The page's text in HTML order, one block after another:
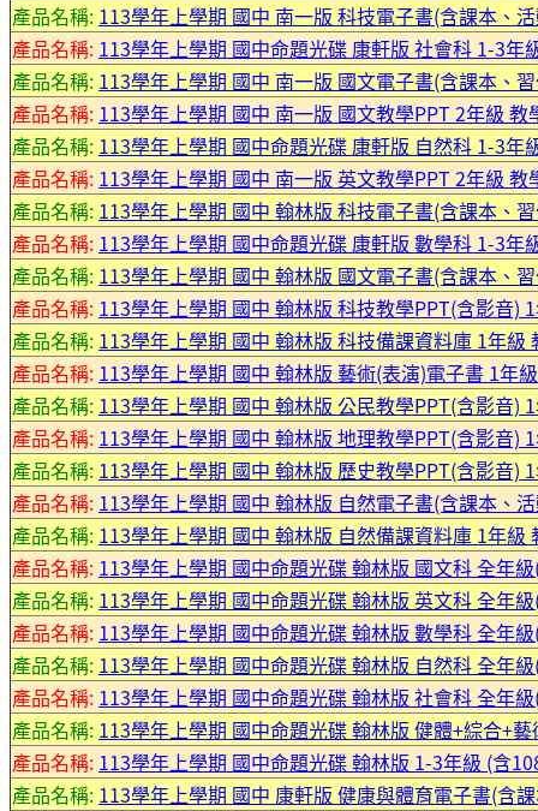
產品名稱: 113學年上學期 國中 南一版 科技電子書(含課本、
產品名稱: 113學年上學期 國中命題光碟 康軒版 社會科 1-3年
產品名稱: 113學年上學期 國中 南一版 國文電子書(含課本、
產品名稱: 113學年上學期 國中 南一版 國文教學PPT 2年級 教
產品名稱: 113學年上學期 國中命題光碟 康軒版 自然科 1-3年
產品名稱: 113學年上學期 國中 南一版 英文教學PPT 2年級 教
產品名稱: 113學年上學期 國中 翰林版 科技電子書(含課本、
產品名稱: 113學年上學期 國中命題光碟 康軒版 數學科 1-3年
產品名稱: 113學年上學期 國中 翰林版 國文電子書(含課本、
產品名稱: 113學年上學期 國中 翰林版 科技教學PPT(含影音)
產品名稱: 113學年上學期 國中 翰林版 科技備課資料庫 1年級
產品名稱: 113學年上學期 國中 翰林版 藝術(表演)電子書 1年
產品名稱: 113學年上學期 國中 翰林版 公民教學PPT(含影音)
產品名稱: 113學年上學期 國中 翰林版 地理教學PPT(含影音)
產品名稱: 113學年上學期 國中 翰林版 歷史教學PPT(含影音)
產品名稱: 113學年上學期 國中 翰林版 自然電子書(含課本、
產品名稱: 113學年上學期 國中 翰林版 自然備課資料庫 1年級
產品名稱: 113學年上學期 國中命題光碟 翰林版 國文科 全年
產品名稱: 113學年上學期 國中命題光碟 翰林版 英文科 全年
產品名稱: 113學年上學期 國中命題光碟 翰林版 數學科 全年
產品名稱: 113學年上學期 國中命題光碟 翰林版 自然科 全年
產品名稱: 113學年上學期 國中命題光碟 翰林版 社會科 全年
產品名稱: 113學年上學期 國中命題光碟 翰林版 健體+綜合+
產品名稱: 113學年上學期 國中命題光碟 翰林版 1-3年級 (含
產品名稱: 113學年上學期 國中 康軒版 健康與體育電子書(含